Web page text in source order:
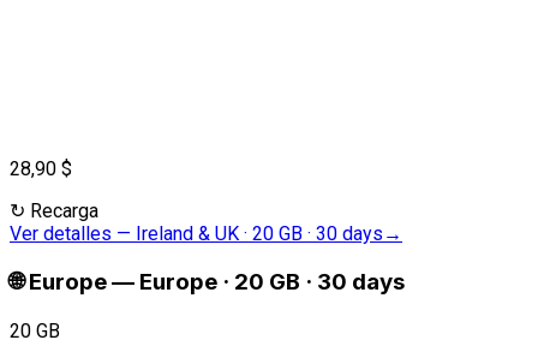
28,90 $
↻ Recarga
Ver detalles — Ireland & UK · 20 GB · 30 days →
🌐 Europe— Europe · 20 GB · 30 days
20 GB